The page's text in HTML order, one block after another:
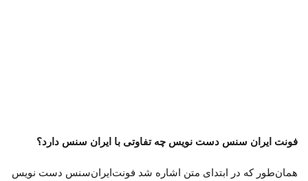
فونت ایران سنس دست نویس چه تفاوتی با ایران سنس دارد؟
همان‌طور که در ابتدای متن اشاره شد فونت‌ایران‌سنس دست نویس